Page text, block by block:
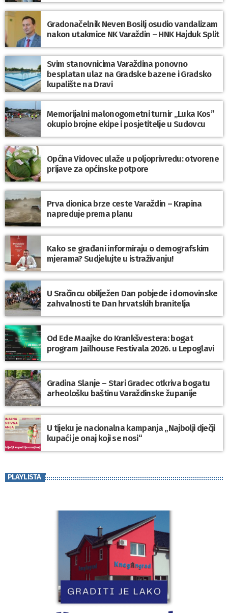
Gradonačelnik Neven Bosilj osudio vandalizam
nakon utakmice NK Varaždin – HNK Hajduk Split
Svim stanovnicima Varaždina ponovno
besplatan ulaz na Gradske bazene i Gradsko
kupalište na Dravi
Memorijalni malonogometni turnir „Luka Kos”
okupio brojne ekipe i posjetitelje u Sudovcu
Općina Vidovec ulaže u poljoprivredu: otvorene
prijave za općinske potpore
Prva dionica brze ceste Varaždin – Krapina
napreduje prema planu
Kako se građani informiraju o demografskim
mjerama? Sudjelujte u istraživanju!
U Sračincu obilježen Dan pobjede i domovinske
zahvalnosti te Dan hrvatskih branitelja
Od Ede Maajke do Krankšvestera: bogat
program Jailhouse Festivala 2026. u Lepoglavi
Gradina Slanje – Stari Gradec otkriva bogatu
arheološku baštinu Varaždinske županije
U tijeku je nacionalna kampanja „Najbolji dječji
kupaći je onaj koji se nosi“
PLAYLISTA